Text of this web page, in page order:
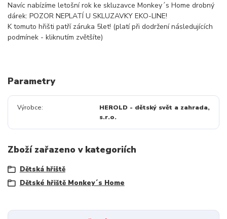
Navíc nabízíme letošní rok ke skluzavce Monkey´s Home drobný
dárek: POZOR NEPLATÍ U SKLUZAVKY EKO-LINE!
K tomuto hřišti patří záruka 5let! (platí při dodržení následujících
podmínek - kliknutím zvětšíte)
Parametry
Výrobce
HEROLD - dětský svět a zahrada,
s.r.o.
Zboží zařazeno v kategoriích
Dětská hřiště
Dětské hřiště Monkey´s Home